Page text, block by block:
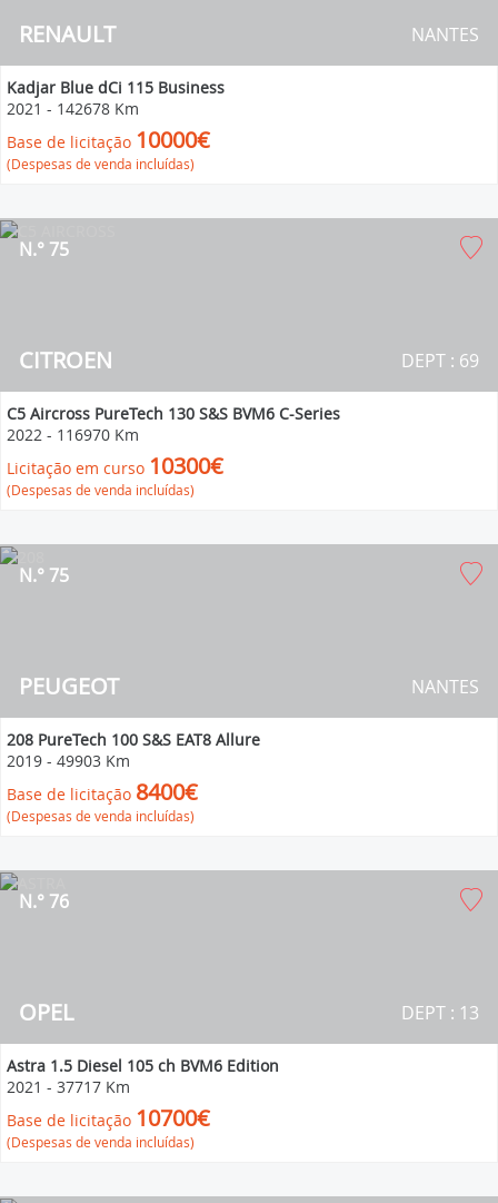
RENAULT NANTES
Kadjar Blue dCi 115 Business
2021 - 142678 Km
Base de licitação 10000€
(Despesas de venda incluídas)
CITROEN
N.° 75
DEPT : 69
C5 Aircross PureTech 130 S&S BVM6 C-Series
2022 - 116970 Km
Licitação em curso 10300€
(Despesas de venda incluídas)
PEUGEOT
N.° 75
NANTES
208 PureTech 100 S&S EAT8 Allure
2019 - 49903 Km
Base de licitação 8400€
(Despesas de venda incluídas)
OPEL
N.° 76
DEPT : 13
Astra 1.5 Diesel 105 ch BVM6 Edition
2021 - 37717 Km
Base de licitação 10700€
(Despesas de venda incluídas)